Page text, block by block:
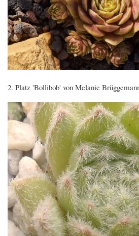
2. Platz 'Bollibob' von Melanie